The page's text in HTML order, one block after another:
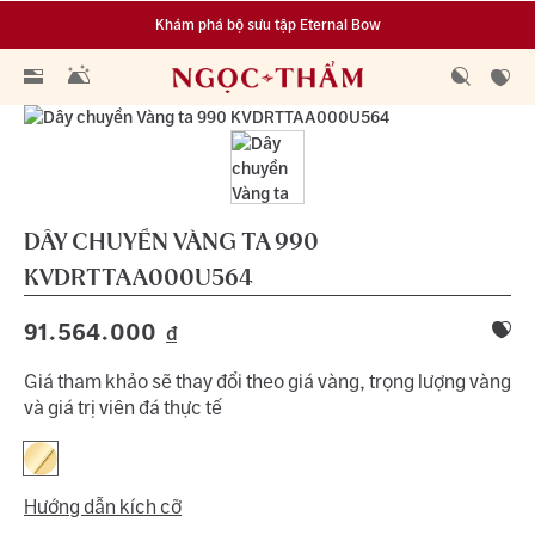
Khám phá bộ sưu tập Eternal Bow
Đa dạng lựa chọn tích luỹ từ 0.1 chỉ vàng 999.9
DÂY CHUYỀN VÀNG TA 990
KVDRTTAA000U564
91.564.000 đ
Giá tham khảo sẽ thay đổi theo giá vàng, trọng lượng vàng
và giá trị viên đá thực tế
Hướng dẫn kích cỡ